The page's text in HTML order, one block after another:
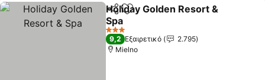
Κοινοποίηση
Προσθήκη στα αγαπημένα
Holiday Golden Resort &
Spa
3 Αστέρια
9,2 Εξαιρετικό
2.795
Mielno